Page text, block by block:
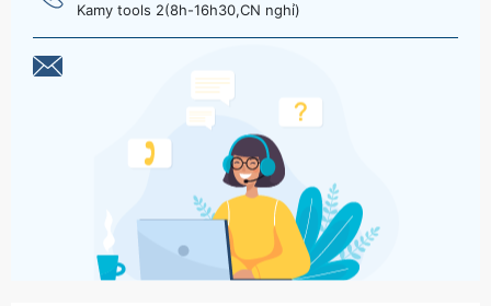
Kamy tools 2(8h-16h30,CN nghỉ)